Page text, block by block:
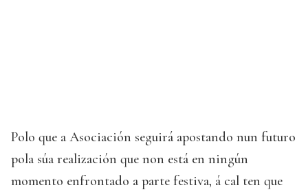
Polo que a Asociación seguirá apostando nun futuro
pola súa realización que non está en ningún
momento enfrontado a parte festiva, á cal ten que